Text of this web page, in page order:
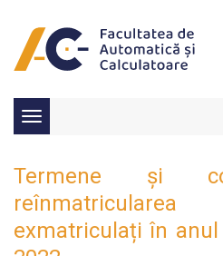
Toggle
navigation
Termene și
exmatriculați în